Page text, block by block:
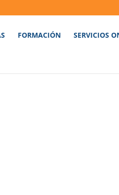
FORMACIÓN SERVICIOS